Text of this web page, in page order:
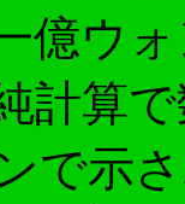
億ウ
計算
で示